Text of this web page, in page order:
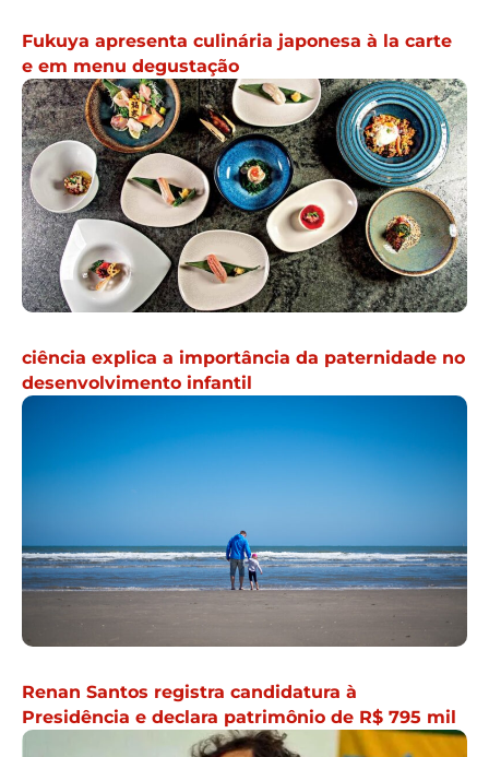
Fukuya apresenta culinária japonesa à la carte
e em menu degustação
ciência explica a importância da paternidade no
desenvolvimento infantil
Renan Santos registra candidatura à
Presidência e declara patrimônio de R$ 795 mil